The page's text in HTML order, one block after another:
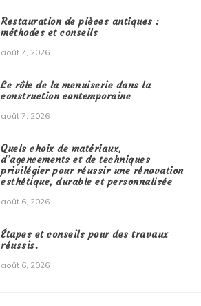
Restauration de pièces antiques :
méthodes et conseils
août 7, 2026
Le rôle de la menuiserie dans la
construction contemporaine
août 7, 2026
Quels choix de matériaux,
d’agencements et de techniques
privilégier pour réussir une rénovation
esthétique, durable et personnalisée
août 6, 2026
Étapes et conseils pour des travaux
réussis.
août 6, 2026